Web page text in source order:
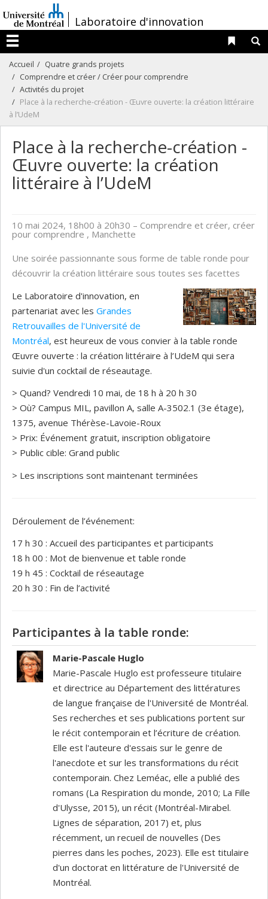
au
contenu
/Laboratoire d'innovation
Menu
Liens
Accueil
Quatre grands projets
Comprendre et créer / Créer pour comprendre
Activités du projet
Place à la recherche-création - Œuvre ouverte: la création littéraire
à l’UdeM
Place à la recherche-création -
Œuvre ouverte: la création
littéraire à l’UdeM
10 mai 2024, 18h00 à 20h30 – Comprendre et créer, créer
pour comprendre , Manchette
Une soirée passionnante sous forme de table ronde pour
découvrir la création littéraire sous toutes ses facettes
Le Laboratoire d'innovation, en
partenariat avec les Grandes
Retrouvailles de l'Université de
Montréal, est heureux de vous convier à la table ronde
Œuvre ouverte : la création littéraire à l’UdeM qui sera
suivie d'un cocktail de réseautage.
> Quand? Vendredi 10 mai, de 18 h à 20 h 30
> Où? Campus MIL, pavillon A, salle A-3502.1 (3e étage),
1375, avenue Thérèse-Lavoie-Roux
> Prix: Événement gratuit, inscription obligatoire
> Public cible: Grand public
> Les inscriptions sont maintenant terminées
Déroulement de l’événement:
17 h 30 : Accueil des participantes et participants
18 h 00 : Mot de bienvenue et table ronde
19 h 45 : Cocktail de réseautage
20 h 30 : Fin de l’activité
Participantes à la table ronde:
Marie-Pascale Huglo
Marie-Pascale Huglo est professeure titulaire
et directrice au Département des littératures
de langue française de l'Université de Montréal.
Ses recherches et ses publications portent sur
le récit contemporain et l’écriture de création.
Elle est l'auteure d'essais sur le genre de
l'anecdote et sur les transformations du récit
contemporain. Chez Leméac, elle a publié des
romans (La Respiration du monde, 2010; La Fille
d'Ulysse, 2015), un récit (Montréal-Mirabel.
Lignes de séparation, 2017) et, plus
récemment, un recueil de nouvelles (Des
pierres dans les poches, 2023). Elle est titulaire
d'un doctorat en littérature de l'Université de
Montréal.